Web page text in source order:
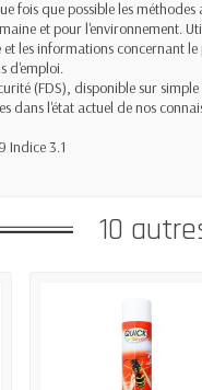
fois que possible les
et pour l'environnement.
les informations concernant
d'emploi.
(FDS), disponible sur
dans l'état actuel de nos
Indice 3.1
10